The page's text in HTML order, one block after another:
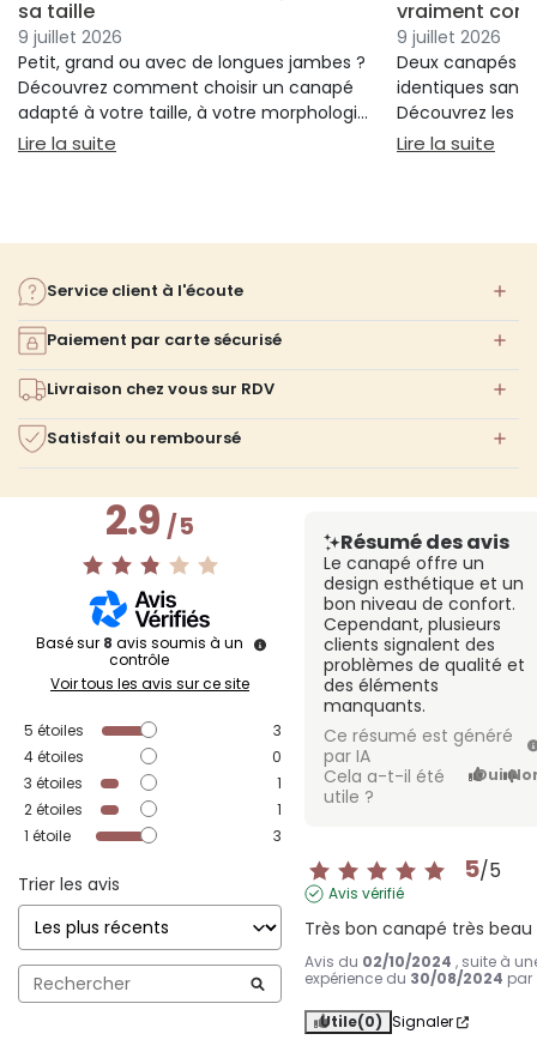
sa taille
9 juillet 2026
Petit, grand ou avec de longues jambes ?
Découvrez comment choisir un canapé
adapté à votre taille, à votre morphologie
et à votre confort.
Lire la suite : Guide pour choisir un canapé selon sa taille
vraiment
9 juillet 2026
Deux canapés
identiques
Découvrez les
réellement
Lire la suite
Service client à l'écoute
Paiement par carte sécurisé
Livraison chez vous sur RDV
Satisfait ou remboursé
2.9/5
Basé sur 8 avis soumis à un
contrôle
Voir tous les avis sur ce site
5 étoiles
3
4étoiles
0
3 étoiles
1
2étoiles
1
1 étoile 3
Trier les avis
Résumé des avis
Le canapé offre un
design esthétique et un
bon niveau de confort.
Cependant, plusieurs
clients signalent des
problèmes de qualité et
des éléments
manquants.
Ce résumé est généré
par IA
Cela a-t-il été
utile ?
Oui
5/5
Avis vérifié
Très bon canapé très beau
Avis du 02/10/2024 , suite à
expérience du 30/08/2024 par
Utile(0) Signaler